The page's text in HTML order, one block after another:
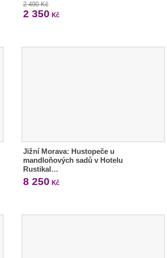
2 490 Kč
2 350 Kč
Jižní Morava: Hustopeče u
mandloňových sadů v Hotelu
Rustikal…
8 250 Kč